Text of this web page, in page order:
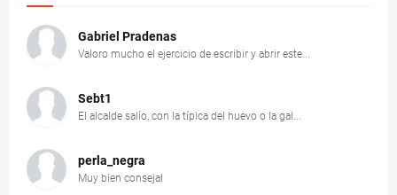
Gabriel Pradenas
Valoro mucho el ejercicio de escribir y abrir este...
Sebt1
El alcalde salío, con la típica del huevo o la gal...
perla_negra
Muy bien consejal